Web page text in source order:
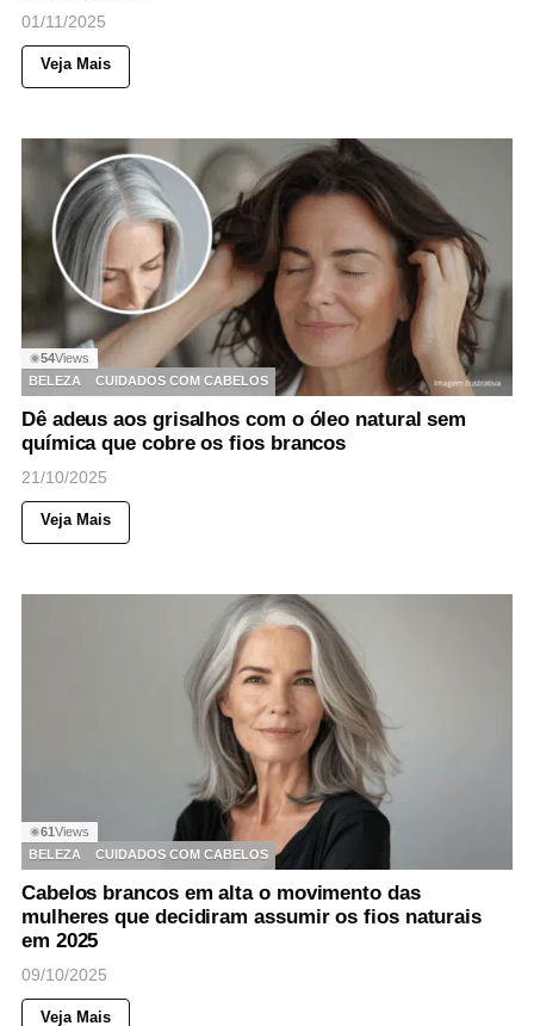
01/11/2025
Veja Mais
◉54Views
BELEZA
CUIDADOS COM CABELOS
Dê adeus aos grisalhos com o óleo natural sem
química que cobre os fios brancos
21/10/2025
Veja Mais
◉61Views
BELEZA
CUIDADOS COM CABELOS
Cabelos brancos em alta o movimento das
mulheres que decidiram assumir os fios naturais
em 2025
09/10/2025
Veja Mais